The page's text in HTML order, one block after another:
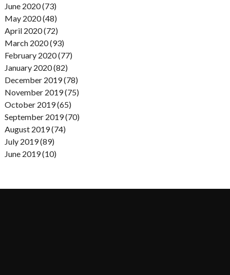
June 2020 (73)
May 2020 (48)
April 2020 (72)
March 2020 (93)
February 2020 (77)
January 2020 (82)
December 2019 (78)
November 2019 (75)
October 2019 (65)
September 2019 (70)
August 2019 (74)
July 2019 (89)
June 2019 (10)